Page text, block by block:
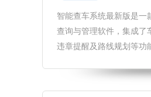
智能查车系统最新版是一
查询与管理软件，集成了
违章提醒及路线规划等功
区和互动功能用户可以在
经验、车辆保养心得，促